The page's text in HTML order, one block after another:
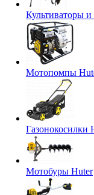
Культиваторы
Мотопомпы
Газонокосилки
Мотобуры Huter